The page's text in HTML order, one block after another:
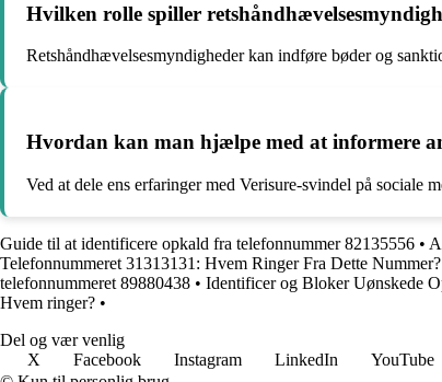
Hvilken rolle spiller
Retshåndhævelsesmyndigheder kan indføre bøder og
Hvordan kan man hjælpe med at informere
Ved at dele ens erfaringer med Verisure-svindel på
Guide til at identificere opkald fra telefonnummer 82135556 •
Telefonnummeret 31313131: Hvem Ringer Fra Dette Nummer?
telefonnummeret 89880438 • Identificer og Bloker Uønskede
Hvem ringer? •
Del og vær venlig
X
Facebook Instagram LinkedIn YouTube